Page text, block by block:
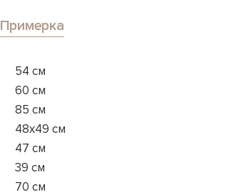
Примерка
54 см
60 см
85 см
48х49 см
47 см
39 см
70 см